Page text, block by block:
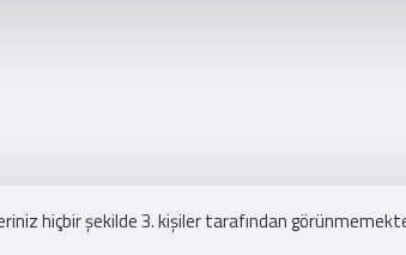
hiçbir şekilde 3. kişiler tarafından